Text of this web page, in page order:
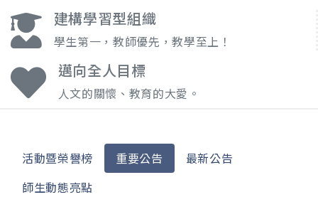
建構學習型組織
學生第一，教師優先，教學至上！
邁向全人目標
人文的關懷、教育的大愛。
活動暨榮譽榜 重要公告
最新公告
師生動態亮點